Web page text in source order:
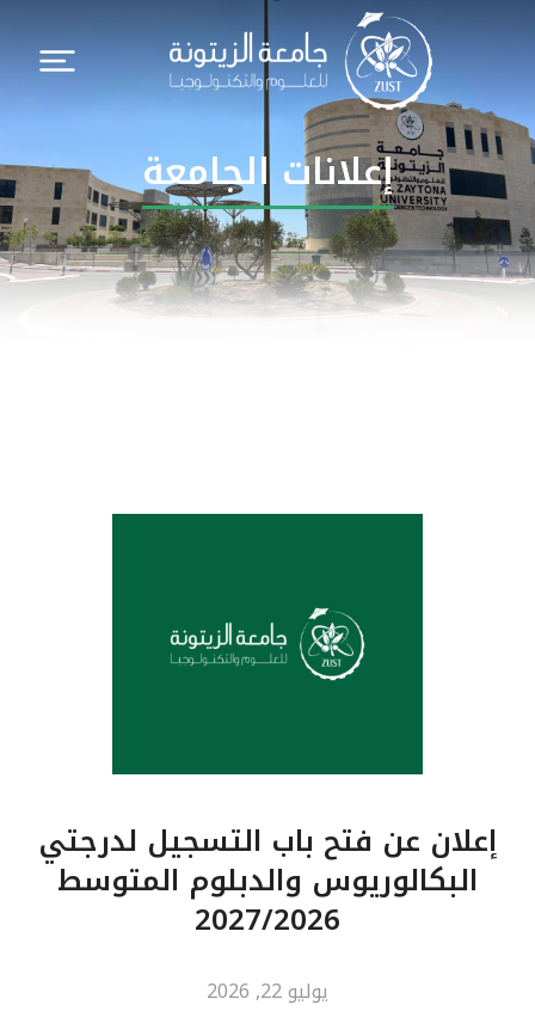
إعلانات الجامعة
إعلان عن فتح باب التسجيل لدرجتي
البكالوريوس والدبلوم المتوسط
2027/2026
يوليو 22, 2026